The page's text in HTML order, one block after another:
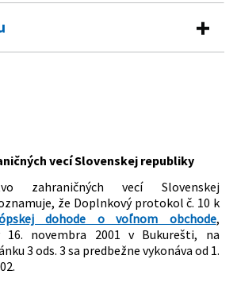
Z. z.
12.02.2002
zahraničných vecí Slovenskej republiky
EÚ
zmluvy, dohody, dohovory
a obchodné vzťahy v
vecí Slovenskej republiky
zahraničných vecí Slovenskej
že Doplnkový protokol č. 10 k
dohode o voľnom obchode,
16. novembra 2001 v Bukurešti, na
3 ods. 3 sa predbežne vykonáva od 1.